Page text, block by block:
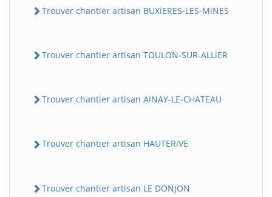
Trouver chantier artisan BUXiERES-LES-MiNES
Trouver chantier artisan TOULON-SUR-ALLiER
Trouver chantier artisan AiNAY-LE-CHATEAU
Trouver chantier artisan HAUTERiVE
Trouver chantier artisan LE DONJON